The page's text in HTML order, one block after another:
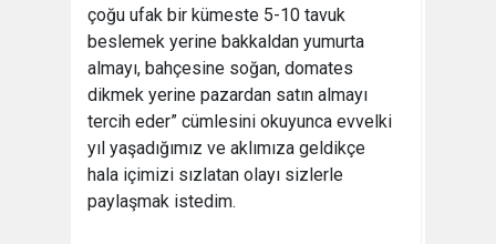
çoğu ufak bir kümeste 5-10 tavuk
beslemek yerine bakkaldan yumurta
almayı, bahçesine soğan, domates
dikmek yerine pazardan satın almayı
tercih eder” cümlesini okuyunca evvelki
yıl yaşadığımız ve aklımıza geldikçe
hala içimizi sızlatan olayı sizlerle
paylaşmak istedim.